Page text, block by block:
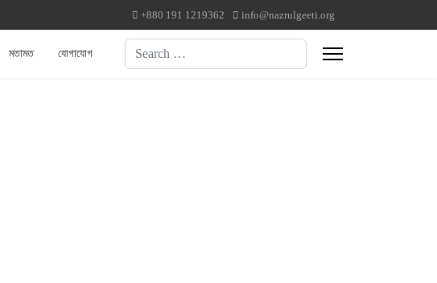
+880 191 1219362 info@nazrulgeeti.org
মতামত যোগাযোগ Search